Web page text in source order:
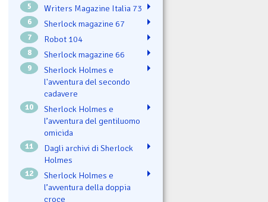
5 Writers Magazine Italia 73
6 Sherlock magazine 67
7 Robot 104
8 Sherlock magazine 66
9
Sherlock Holmes e
l'avventura del secondo
cadavere
10
Sherlock Holmes e
l’avventura del gentiluomo
omicida
11
Dagli archivi di Sherlock
Holmes
12
Sherlock Holmes e
l’avventura della doppia
croce